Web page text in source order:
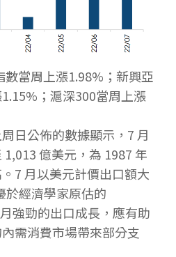
數當周上漲1.98%；新興亞
；滬深300當周上漲
日公佈的數據顯示，7 月
億美元，為 1987 年
7 月以美元計價出口額大
於經濟學家原估的
強勁的出口成長，應有助
需消費市場帶來部分支